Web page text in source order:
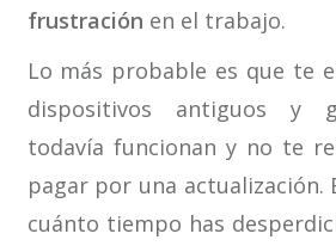
frustración en el trabajo.
Lo más probable es que te
dispositivos antiguos y
todavía funcionan y no te
pagar por una actualización.
cuánto tiempo has